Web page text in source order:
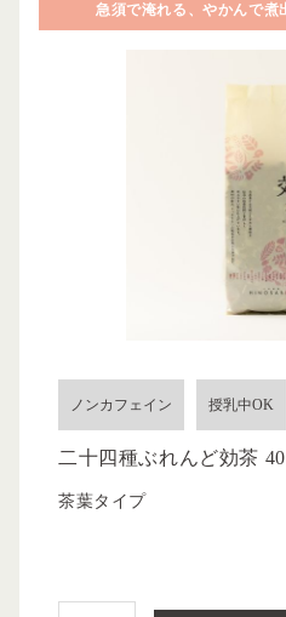
急須で淹れる、やかんで煮
ノンカフェイン 授乳中OK
二十四種ぶれんど効茶
茶葉タイプ